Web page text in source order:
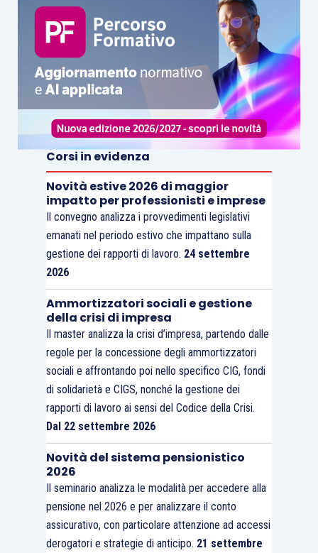
Corsi in evidenza
Novità estive 2026 di maggior
impatto per professionisti e imprese
Il convegno analizza i provvedimenti legislativi
emanati nel periodo estivo che impattano sulla
gestione dei rapporti di lavoro. 24 settembre
2026
Ammortizzatori sociali e gestione
della crisi di impresa
Il master analizza la crisi d’impresa, partendo dalle
regole per la concessione degli ammortizzatori
sociali e affrontando poi nello specifico CIG, fondi
di solidarietà e CIGS, nonché la gestione dei
rapporti di lavoro ai sensi del Codice della Crisi.
Dal 22 settembre 2026
Novità del sistema pensionistico
2026
Il seminario analizza le modalità per accedere alla
pensione nel 2026 e per analizzare il conto
assicurativo, con particolare attenzione ad accessi
derogatori e strategie di anticipo. 21 settembre